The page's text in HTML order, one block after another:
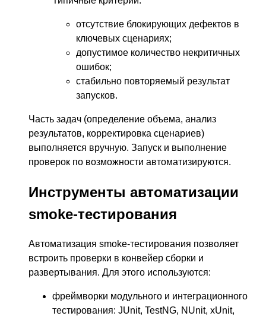
отсутствие блокирующих дефектов в
ключевых сценариях;
допустимое количество некритичных
ошибок;
стабильно повторяемый результат
запусков.
Часть задач (определение объема, анализ
результатов, корректировка сценариев)
выполняется вручную. Запуск и выполнение
проверок по возможности автоматизируются.
Инструменты автоматизации
smoke-тестирования
Автоматизация smoke-тестирования позволяет
встроить проверки в конвейер сборки и
развертывания. Для этого используются:
фреймворки модульного и интеграционного
тестирования: JUnit, TestNG, NUnit, xUnit,